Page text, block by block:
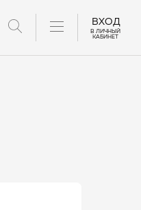
ВХОД
В ЛИЧНЫЙ
КАБИНЕТ